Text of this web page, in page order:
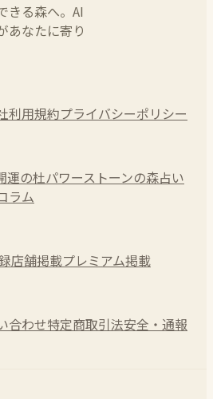
きる森へ。AI
あなたに寄り
利用規約プライバシーポリシー
運の杜パワーストーンの森占い
ラム
店舗掲載プレミアム掲載
合わせ特定商取引法安全・通報